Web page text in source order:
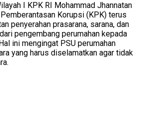
I KPK RI Mohammad Jhannatan
Korupsi (KPK) terus
penyerahan prasarana, sarana, dan
pengembang perumahan kepada
ini mengingat PSU perumahan
yang harus diselamatkan agar tidak